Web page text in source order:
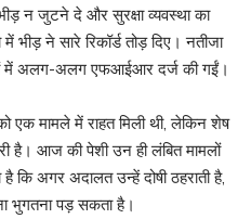
न जुटने दे और सुरक्षा व्यवस्था का
ने सारे रिकॉर्ड तोड़ दिए। नतीजा
में अलग-अलग एफआईआर दर्ज की गईं।
एक मामले में राहत मिली थी, लेकिन शेष
है। आज की पेशी उन ही लंबित मामलों
कि अगर अदालत उन्हें दोषी ठहराती है,
भुगतना पड़ सकता है।